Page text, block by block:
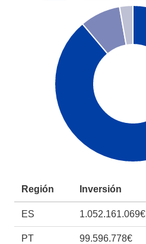
Región Inversión
ES 1.052.161.069€
PT 99.596.778€